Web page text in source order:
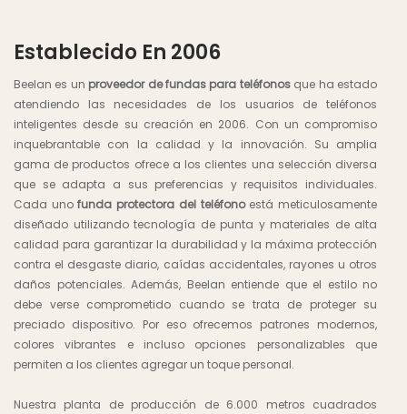
Establecido En 2006
Beelan es un proveedor de fundas para teléfonos que ha estado
atendiendo las necesidades de los usuarios de teléfonos
inteligentes desde su creación en 2006. Con un compromiso
inquebrantable con la calidad y la innovación. Su amplia
gama de productos ofrece a los clientes una selección diversa
que se adapta a sus preferencias y requisitos individuales.
Cada unofunda protectora del teléfono está meticulosamente
diseñado utilizando tecnología de punta y materiales de alta
calidad para garantizar la durabilidad y la máxima protección
contra el desgaste diario, caídas accidentales, rayones u otros
daños potenciales. Además, Beelan entiende que el estilo no
debe verse comprometido cuando se trata de proteger su
preciado dispositivo. Por eso ofrecemos patrones modernos,
colores vibrantes e incluso opciones personalizables que
permiten a los clientes agregar un toque personal.
Nuestra planta de producción de 6.000 metros cuadrados